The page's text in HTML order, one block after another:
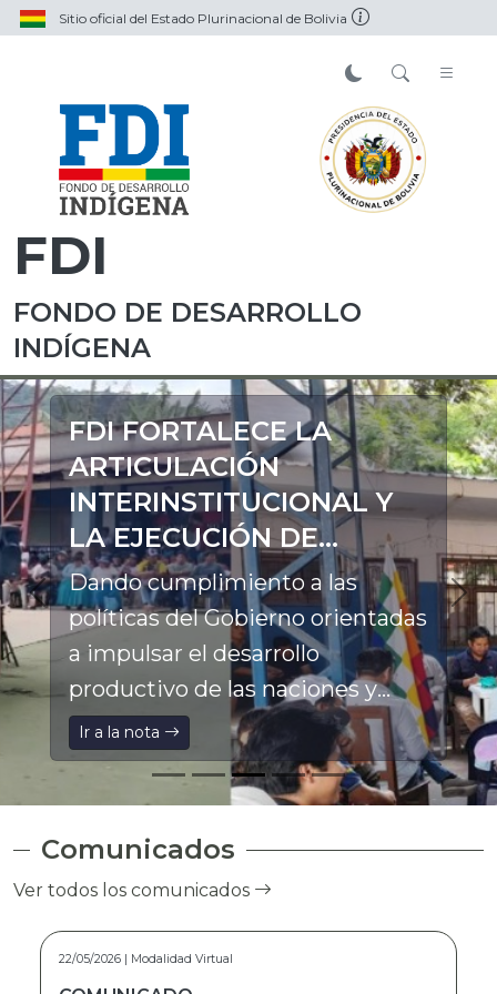
Sitio oficial del Estado Plurinacional de Bolivia
FDI
FONDO DE DESARROLLO
INDÍGENA
FDI FORTALECE LA
ARTICULACIÓN
INTERINSTITUCIONAL Y
LA EJECUCIÓN DE
PROYECTOS
PRODUCTIVOS EN LA
ASUNTA
Dando cumplimiento a las
políticas del Gobierno orientadas
a impulsar el desarrollo
productivo de las naciones y
pueblos indígena originario
campesinos, el Director General
Ejecutivo a.i. del Fondo de
Desarrollo Indígena (FDI), Franz
Pinto Marca, participó en el
Ampliado Ordinario de la
Federación Especial Única de
Trabajadores Campesinos
Ir a la nota
Comunicados
Ver todos los comunicados
15/05/2026 | Modalidad Virtual